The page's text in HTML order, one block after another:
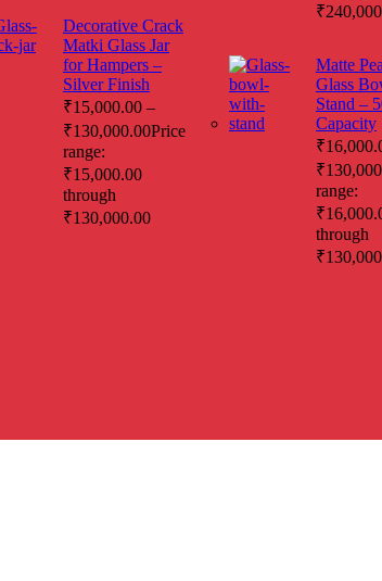
Decorative Crack
Matki Glass Jar
for Hampers –
Silver Finish
₹15,000.00 –
₹130,000.00Price
range:
₹15,000.00
through
₹130,000.00
Matte
Glass
Stand –
Capacity
₹
₹
range:
through